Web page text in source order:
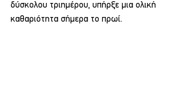
δύσκολου τριημέρου, υπήρξε μια ολική
καθαριότητα σήμερα το πρωί.